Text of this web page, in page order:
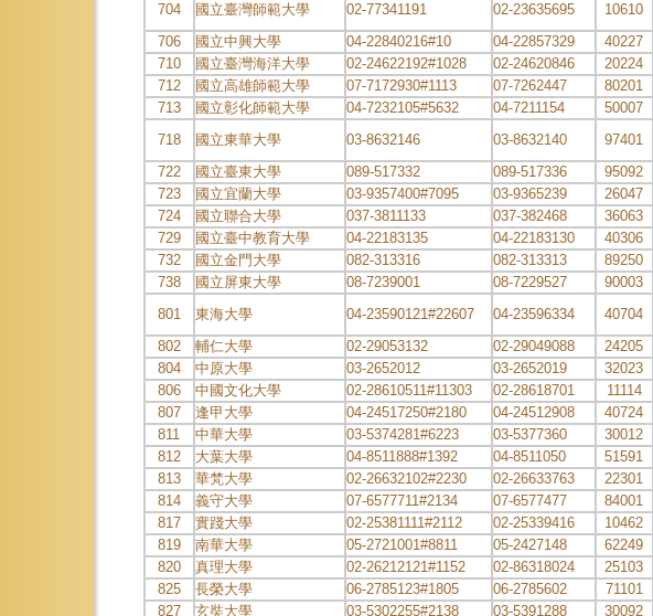
704
國立臺灣師範大學 02-77341191 02-23635695 10610
706
國立中興大學 04-22840216#10 04-22857329 40227
710
國立臺灣海洋大學 02-24622192#1028 02-24620846 20224
712
國立高雄師範大學 07-7172930#1113 07-7262447 80201
713
國立彰化師範大學 04-7232105#5632 04-7211154 50007
718
國立東華大學 03-8632146 03-8632140 97401
722
國立臺東大學 089-517332 089-517336 95092
723
國立宜蘭大學 03-9357400#7095 03-9365239 26047
724
國立聯合大學 037-3811133 037-382468 36063
729
國立臺中教育大學 04-22183135 04-22183130 40306
732
國立金門大學 082-313316 082-313313 89250
738
國立屏東大學 08-7239001 08-7229527 90003
801
東海大學 04-23590121#22607 04-23596334 40704
802
輔仁大學 02-29053132 02-29049088 24205
804
中原大學 03-2652012 03-2652019 32023
806
中國文化大學 02-28610511#11303 02-28618701 11114
807
逢甲大學 04-24517250#2180 04-24512908 40724
811
中華大學 03-5374281#6223 03-5377360 30012
812
大葉大學 04-8511888#1392 04-8511050 51591
813
華梵大學 02-26632102#2230 02-26633763 22301
814
義守大學 07-6577711#2134 07-6577477 84001
817
實踐大學 02-25381111#2112 02-25339416 10462
819
南華大學 05-2721001#8811 05-2427148 62249
820
真理大學 02-26212121#1152 02-86318024 25103
825
長榮大學 06-2785123#1805 06-2785602 71101
827
玄奘大學 03-5302255#2138 03-5391288 30092